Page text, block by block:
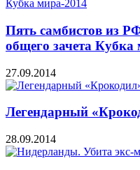
Пять самбистов из
общего зачета Кубка
27.09.2014
Легендарный
28.09.2014